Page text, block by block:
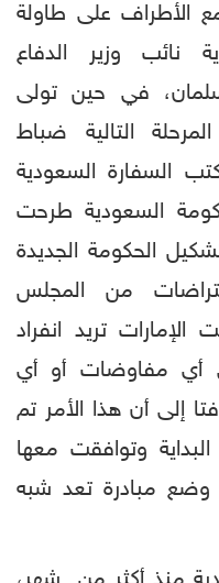
الأطراف على طاولة
نائب وزير الدفاع
في حين تولى
التالية ضباط
السفارة السعودية
السعودية طرحت
الحكومة الجديدة
من المجلس
الإمارات تريد انفراد
أي مفاوضات أو أي
إلى أن هذا الأمر تم
وتوافقت معها
وضع مبادرة تعد شبه